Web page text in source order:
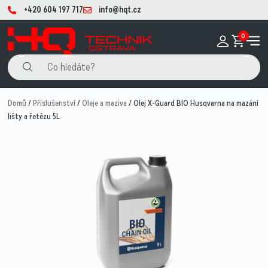
+420 604 197 717 info@hqt.cz
0
Domů /Příslušenství/Oleje a maziva / Olej X-Guard BIO Husqvarna na mazání
lišty a řetězu 5L